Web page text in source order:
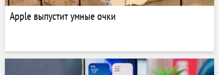
Apple выпустит умные очки